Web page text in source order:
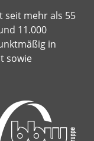
seit mehr als 55
11.000
in
sowie